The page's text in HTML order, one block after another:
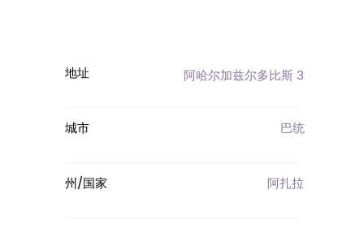
州/国家
城市
阿扎拉
巴统
阿哈尔加兹尔多比斯 3
地址